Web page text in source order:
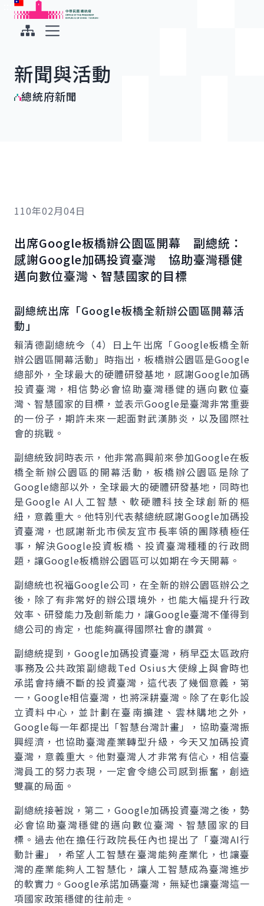
跳到主要內容
中華民國總統府
新聞與活動
總統府新聞
110年02月04日
出席Google板橋辦公園區開幕 副總統：
感謝Google加碼投資臺灣 協助臺灣穩健
邁向數位臺灣、智慧國家的目標
副總統出席「Google板橋全新辦公園區開幕活
動」
賴清德副總統今（4）日上午出席「Google板橋全新
辦公園區開幕活動」時指出，板橋辦公園區是Google
總部外，全球最大的硬體研發基地，感謝Google加碼
投資臺灣，相信勢必會協助臺灣穩健的邁向數位臺
灣、智慧國家的目標，並表示Google是臺灣非常重要
的一份子，期許未來一起面對武漢肺炎，以及國際社
會的挑戰。
副總統致詞時表示，他非常高興前來參加Google在板
橋全新辦公園區的開幕活動，板橋辦公園區是除了
Google總部以外，全球最大的硬體研發基地，同時也
是Google AI人工智慧、軟硬體科技全球創新的樞
紐，意義重大。他特別代表蔡總統感謝Google加碼投
資臺灣，也感謝新北市侯友宜市長率領的團隊積極任
事，解決Google投資板橋、投資臺灣種種的行政問
題，讓Google板橋辦公園區可以如期在今天開幕。
副總統也祝福Google公司，在全新的辦公園區辦公之
後，除了有非常好的辦公環境外，也能大幅提升行政
效率、研發能力及創新能力，讓Google臺灣不僅得到
總公司的肯定，也能夠贏得國際社會的讚賞。
副總統提到，Google加碼投資臺灣，稍早亞太區政府
事務及公共政策副總裁Ted Osius大使線上與會時也
承諾會持續不斷的投資臺灣，這代表了幾個意義，第
一，Google相信臺灣，也將深耕臺灣。除了在彰化設
立資料中心，並計劃在臺南擴建、雲林購地之外，
Google每一年都提出「智慧台灣計畫」，協助臺灣振
興經濟，也協助臺灣產業轉型升級，今天又加碼投資
臺灣，意義重大。他對臺灣人才非常有信心，相信臺
灣員工的努力表現，一定會令總公司感到振奮，創造
雙贏的局面。
副總統接著說，第二，Google加碼投資臺灣之後，勢
必會協助臺灣穩健的邁向數位臺灣、智慧國家的目
標。過去他在擔任行政院長任內也提出了「臺灣AI行
動計畫」，希望人工智慧在臺灣能夠產業化，也讓臺
灣的產業能夠人工智慧化，讓人工智慧成為臺灣進步
的軟實力。Google承諾加碼臺灣，無疑也讓臺灣這一
項國家政策穩健的往前走。